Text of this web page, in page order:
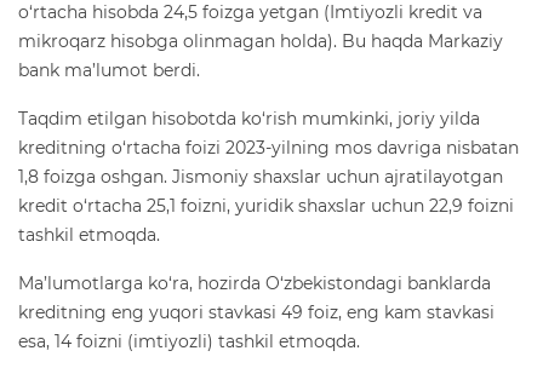
o‘rtacha hisobda 24,5 foizga yetgan (Imtiyozli kredit va
mikroqarz hisobga olinmagan holda). Bu haqda Markaziy
bank ma’lumot berdi.
Taqdim etilgan hisobotda ko‘rish mumkinki, joriy yilda
kreditning o‘rtacha foizi 2023-yilning mos davriga nisbatan
1,8 foizga oshgan. Jismoniy shaxslar uchun ajratilayotgan
kredit o‘rtacha 25,1 foizni, yuridik shaxslar uchun 22,9 foizni
tashkil etmoqda.
Ma’lumotlarga ko‘ra, hozirda O‘zbekistondagi banklarda
kreditning eng yuqori stavkasi 49 foiz, eng kam stavkasi
esa, 14 foizni (imtiyozli) tashkil etmoqda.